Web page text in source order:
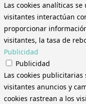
Las cookies analíticas
visitantes interactúan
proporcionar
visitantes, la tasa de
Publicidad
Publicidad
Las cookies
visitantes anuncios y
cookies rastrean a los